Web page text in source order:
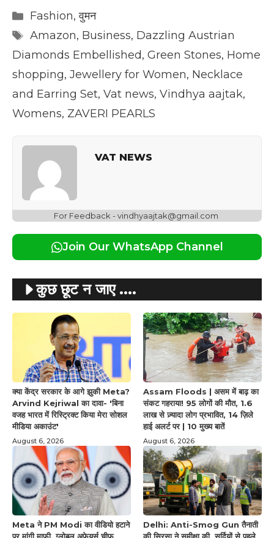
Categories
Fashion,वुमन
Tags
Amazon, Business, Dazzling Austrian
Diamonds Embellished, Green Stones, Home
shopping, Jewellery for Women, Necklace
and Earring Set, Vat news, Vindhya aajtak,
Womens, ZAVERI PEARLS
VAT NEWS
For Feedback - vindhyaajtak@gmail.com
Join Our WhatsApp Channel
कुछ छूट न जाए ....
क्या केंद्र सरकार के आगे झुकी Meta?
Arvind Kejriwal का दावा- 'बिना
वजह भारत में रिस्ट्रिक्ट किया मेरा सोशल
मीडिया अकाउंट'
August 6, 2026
Assam Floods | असम में बाढ़ का
संकट गहराया! 95 लोगों की मौत, 1.6
लाख से ज़्यादा लोग प्रभावित, 14 ज़िले
हाई अलर्ट पर | 10 मुख्य बातें
August 6, 2026
Meta ने PM Modi का वीडियो हटाने
Delhi: Anti-Smog Gun तैनाती